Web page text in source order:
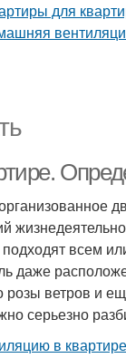
всем
даже
розы ветров и
серьезно